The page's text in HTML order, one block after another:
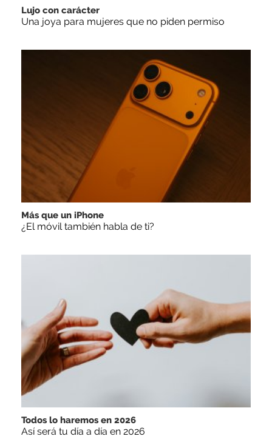
Lujo con carácter
Una joya para mujeres que no piden permiso
Más que un iPhone
¿El móvil también habla de ti?
Todos lo haremos en 2026
Así será tu día a día en 2026